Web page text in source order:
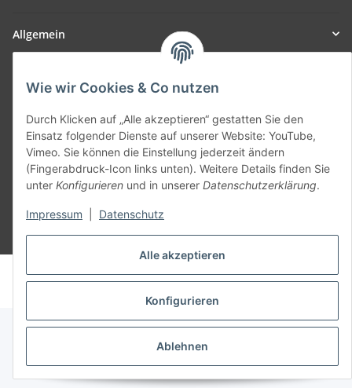
Alle akzeptieren
Konfigurieren
Ablehnen
Wie wir Cookies & Co nutzen
Durch Klicken auf „Alle akzeptieren“ gestatten Sie den
Einsatz folgender Dienste auf unserer Website: YouTube,
Vimeo. Sie können die Einstellung jederzeit ändern
(Fingerabdruck-Icon links unten). Weitere Details finden Sie
unter Konfigurieren und in unserer Datenschutzerklärung.
Impressum Datenschutz
Allgemein
SmoliTec - Safety. Simplified. Worldwide. ( B2B Shop )
Vertrag widerrufen
* Alle Preise inkl. gesetzlicher USt., zzgl.Versand
© voltmaster.de